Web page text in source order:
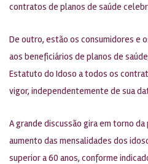
contratos de planos de saúde
De outro, estão os consumidores e
aos beneficiários de planos de
Estatuto do Idoso a todos os
vigor, independentemente de sua
A grande discussão gira em torno
aumento das mensalidades dos
superior a 60 anos, conforme